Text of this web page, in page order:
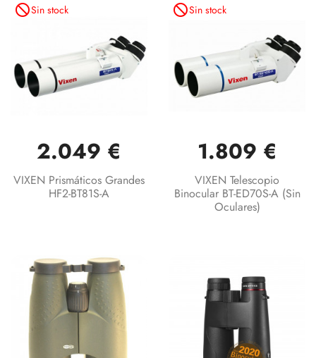
not_interestedSin stock
2.049 €
VIXEN Prismáticos Grandes
HF2-BT81S-A
not_interestedSin stock
1.809 €
VIXEN Telescopio
Binocular BT-ED70S-A (sin
Oculares)